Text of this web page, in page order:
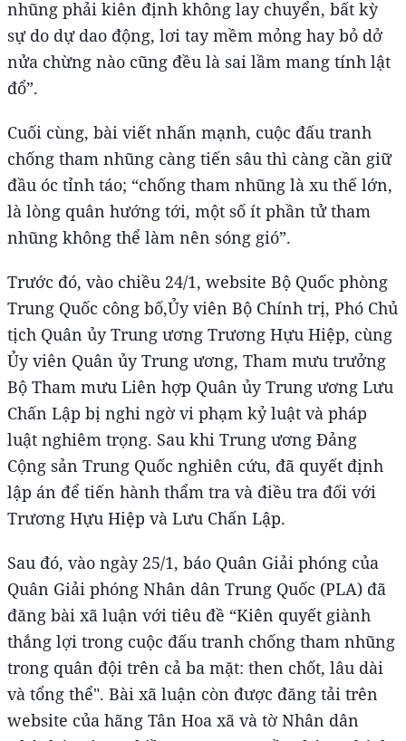
nhũng phải kiên định không lay chuyển, bất kỳ
sự do dự dao động, lơi tay mềm mỏng hay bỏ dở
nửa chừng nào cũng đều là sai lầm mang tính lật
đổ”.
Cuối cùng, bài viết nhấn mạnh, cuộc đấu tranh
chống tham nhũng càng tiến sâu thì càng cần giữ
đầu óc tỉnh táo; “chống tham nhũng là xu thế lớn,
là lòng quân hướng tới, một số ít phần tử tham
nhũng không thể làm nên sóng gió”.
Trước đó, vào chiều 24/1, website Bộ Quốc phòng
Trung Quốc công bố,Ủy viên Bộ Chính trị, Phó Chủ
tịch Quân ủy Trung ương Trương Hựu Hiệp, cùng
Ủy viên Quân ủy Trung ương, Tham mưu trưởng
Bộ Tham mưu Liên hợp Quân ủy Trung ương Lưu
Chấn Lập bị nghi ngờ vi phạm kỷ luật và pháp
luật nghiêm trọng. Sau khi Trung ương Đảng
Cộng sản Trung Quốc nghiên cứu, đã quyết định
lập án để tiến hành thẩm tra và điều tra đối với
Trương Hựu Hiệp và Lưu Chấn Lập.
Sau đó, vào ngày 25/1, báo Quân Giải phóng của
Quân Giải phóng Nhân dân Trung Quốc (PLA) đã
đăng bài xã luận với tiêu đề “Kiên quyết giành
thắng lợi trong cuộc đấu tranh chống tham nhũng
trong quân đội trên cả ba mặt: then chốt, lâu dài
và tổng thể". Bài xã luận còn được đăng tải trên
website của hãng Tân Hoa xã và tờ Nhân dân